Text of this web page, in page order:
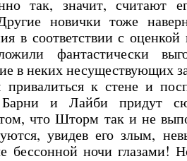
так, значит, считают
новички тоже
в соответствии с оценкой
фантастически
в неких несуществующих
к стене и
Барни и Лайби придут
что Шторм так и не
увидев его злым,
бессонной ночи глазами!